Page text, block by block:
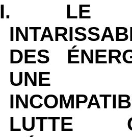
I. LE
DES
UNE
LUTTE